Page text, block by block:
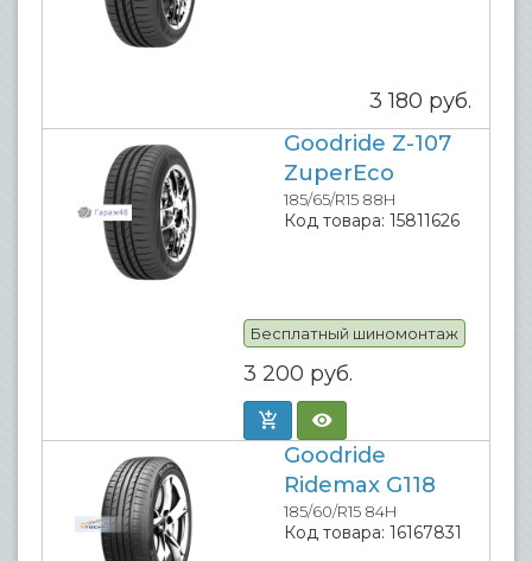
3 180 руб.
Goodride Z-107
ZuperEco
185/65/R15 88H
Код товара: 15811626
Бесплатный шиномонтаж
3 200 руб.
Goodride
Ridemax G118
185/60/R15 84H
Код товара: 16167831